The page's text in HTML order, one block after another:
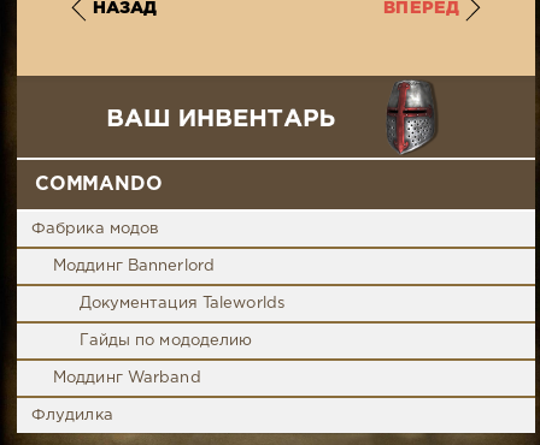
НАЗАД ВПЕРЕД
COMMANDO
Фабрика модов
Моддинг Bannerlord
Документация Taleworlds
Гайды по мододелию
Моддинг Warband
Флудилка